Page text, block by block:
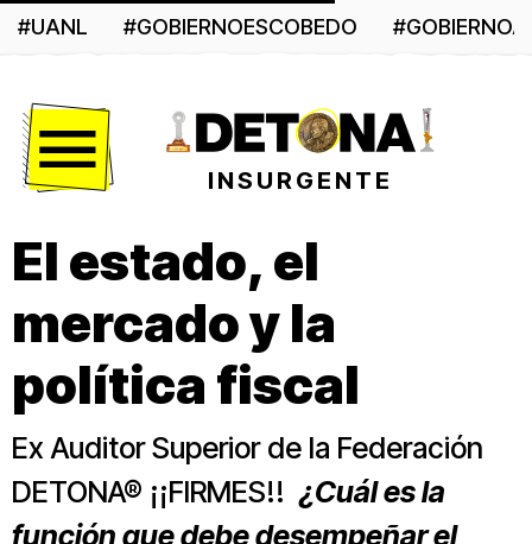
#UANL #GOBIERNOESCOBEDO
INSURGENTE
El estado, el
mercado y la
política fiscal
Ex Auditor Superior de la Federación
DETONA® ¡¡FIRMES!!¿Cuál es la
función que debe desempeñar el